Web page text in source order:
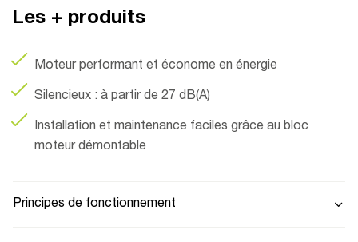
Les + produits
Moteur performant et économe en énergie
Silencieux : à partir de 27 dB(A)
Installation et maintenance faciles grâce au bloc
moteur démontable
Principes de fonctionnement